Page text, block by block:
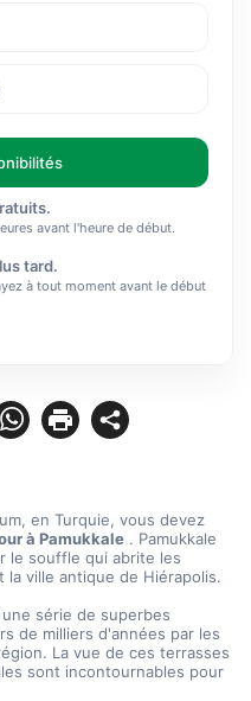
en Turquie, vous devez
à Pamukkale . Pamukkale
le souffle qui abrite les
la ville antique de Hiérapolis.
série de superbes
de milliers d'années par les
La vue de ces terrasses
sont incontournables pour
avant l'heure de début.
tard.
à tout moment avant le début